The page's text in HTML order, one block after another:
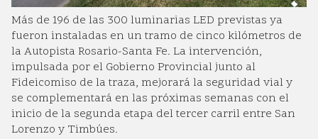
Más de 196 de las 300 luminarias LED previstas ya
fueron instaladas en un tramo de cinco kilómetros de
la Autopista Rosario-Santa Fe. La intervención,
impulsada por el Gobierno Provincial junto al
Fideicomiso de la traza, mejorará la seguridad vial y
se complementará en las próximas semanas con el
inicio de la segunda etapa del tercer carril entre San
Lorenzo y Timbúes.